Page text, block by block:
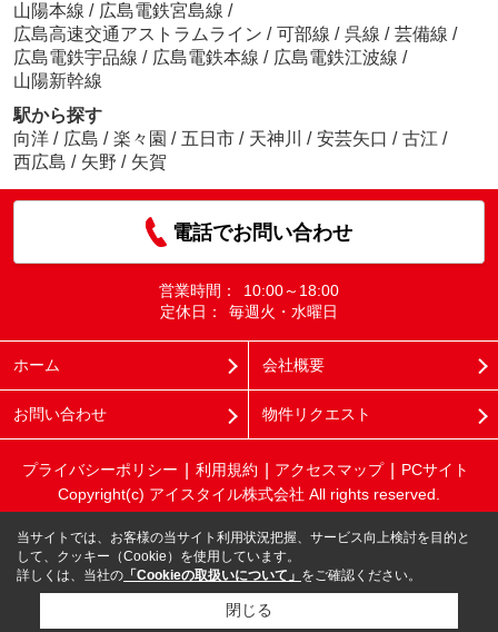
山陽本線 / 広島電鉄宮島線 /
広島高速交通アストラムライン / 可部線 / 呉線 / 芸備線 /
広島電鉄宇品線 / 広島電鉄本線 / 広島電鉄江波線 /
山陽新幹線
駅から探す
向洋 / 広島 / 楽々園 / 五日市 / 天神川 / 安芸矢口 / 古江 /
西広島 / 矢野 / 矢賀
電話でお問い合わせ
営業時間：
10:00～18:00
定休日：
毎週火・水曜日
ホーム 会社概要
お問い合わせ 物件リクエスト
プライバシーポリシー 利用規約 アクセスマップ
PCサイト
Copyright(c) アイスタイル株式会社 All rights reserved.
当サイトでは、お客様の当サイト利用状況把握、サービス向上検討を目的と
して、クッキー（Cookie）を使用しています。
詳しくは、当社の 「Cookieの取扱いについて」 をご確認ください。
閉じる